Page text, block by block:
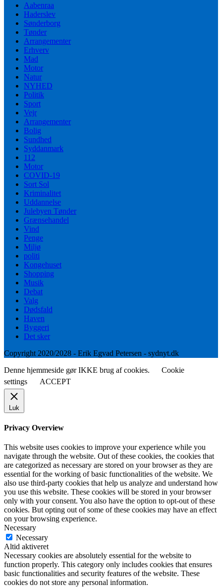
Aabenraa
Haderslev
Sønderborg
Tønder
Arrangementer
Erhverv
Mad
Motor
Natur
NYHED
Politik
Sport
Vejr
Arrangementer
Bolig
Sundhed
Syddanmark
112
Motor
COVID-19
Sort Sol
Kriminalitet
Uddannelse
Julebyen Tønder
Grænsehandel
Vind
Penge
Miljø
politi
Kongehuset
Shopping
Musik
Debat
Valg
Dødsfald
Haven
Byggeri
Det sker
Copyright 2020/2028 - Erik Egvad Petersen - sydnyt.dk
Denne hjemmeside gør IKKE brug af cookies.
Cookie
settings
ACCEPT
Luk
Privacy Overview
This website uses cookies to improve your experience while you
navigate through the website. Out of these cookies, the cookies that
are categorized as necessary are stored on your browser as they are
essential for the working of basic functionalities of the website. We
also use third-party cookies that help us analyze and understand how
you use this website. These cookies will be stored in your browser
only with your consent. You also have the option to opt-out of these
cookies. But opting out of some of these cookies may have an effect
on your browsing experience.
Necessary
Necessary
Altid aktiveret
Necessary cookies are absolutely essential for the website to
function properly. This category only includes cookies that ensures
basic functionalities and security features of the website. These
cookies do not store any personal information.